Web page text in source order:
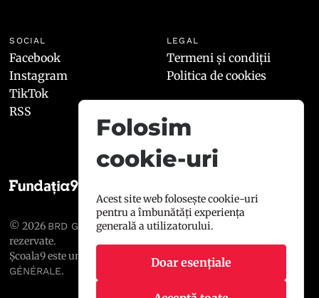
SOCIAL
Facebook
Instagram
TikTok
RSS
LEGAL
Termeni și condiții
Politica de cookies
© 2026 BRD GROUPE SOCIÉTÉ GÉNÉRALE
rezervate.
Școala9 este un proiect susținut de
BRD GROUPE SOCIÉTÉ
GÉNÉRALE.
Folosim
cookie-uri
Acest site web folosește cookie-uri
pentru a îmbunătăți experiența
generală a utilizatorului.
Doar esențiale